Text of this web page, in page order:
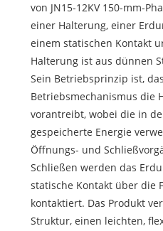
von JN15-12KV 150-mm-
einer Halterung, einer
einem statischen Kontakt
Halterung ist aus dünnen
Sein Betriebsprinzip ist,
Betriebsmechanismus die
vorantreibt, wobei die in
gespeicherte Energie
Öffnungs- und
Schließen werden das
statische Kontakt über die
kontaktiert. Das Produkt
Struktur, einen leichten,